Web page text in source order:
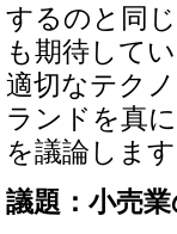
するのと同
も期待して
適切なテク
ランドを真
を議論しま
議題：小売